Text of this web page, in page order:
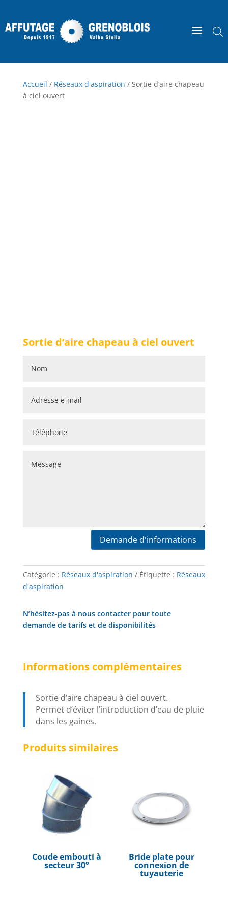
a
Accueil / Réseaux d'aspiration / Sortie d’aire chapeau
à ciel ouvert
Sortie d’aire chapeau à ciel ouvert
Demande d'informations
Catégorie : Réseaux d'aspiration Étiquette : Réseaux
d'aspiration
N’hésitez-pas à nous contacter pour toute
demande de tarifs et de disponibilités
Informations complémentaires
Sortie d’aire chapeau à ciel ouvert.
Permet d’éviter l’introduction d’eau de pluie
dans les gaines.
Produits similaires
Coude embouti à
secteur 30°
Bride plate pour
connexion de
tuyauterie